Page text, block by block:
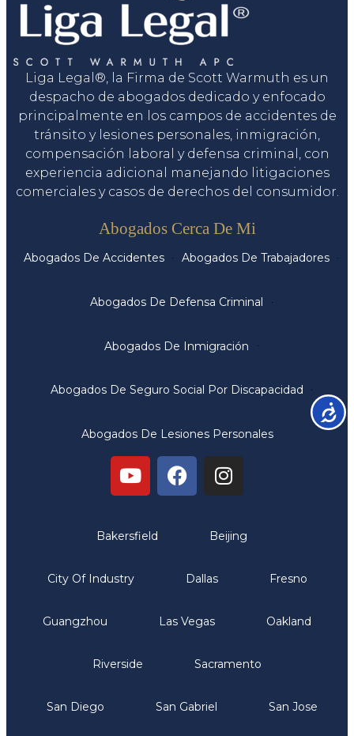
Liga Legal®, la Firma de Scott Warmuth es un
despacho de abogados dedicado y enfocado
principalmente en los campos de accidentes de
tránsito y lesiones personales, inmigración,
compensación laboral y defensa criminal, con
experiencia adicional manejando litigaciones
comerciales y casos de derechos del consumidor.
Abogados Cerca De Mi
Abogados De Accidentes Abogados De Trabajadores
Abogados De Defensa Criminal
Abogados De Inmigración
Abogados De Seguro Social Por Discapacidad
Abogados De Lesiones Personales
Bakersfield Beijing
City Of Industry Dallas Fresno
Guangzhou Las Vegas Oakland
Riverside Sacramento
San Diego San Gabriel San Jose